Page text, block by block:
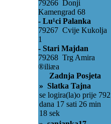
79266 Donji
Kamengrad 68
- Lu¹ci Palanka
79267 Cvije Kukolja
1
- Stari Majdan
79268 Trg Amira
®iliæa
Zadnja Posjeta
» Slatka Tajna
se logira(la)o prije 792
dana 17 sati 26 min
18 sek